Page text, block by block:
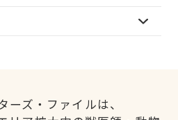
ーズ・ファイルは、